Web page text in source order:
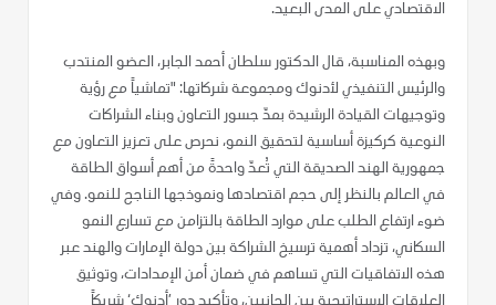
الاقتصادي على المدى البعيد.
وبهذه المناسبة، قال الدكتور سلطان أحمد الجابر، العضو المنتدب
والرئيس التنفيذي لأدنوك ومجموعة شركاتها: "تماشياً مع رؤية
وتوجيهات القيادة الرشيدة بمدّ جسور التعاون وبناء الشراكات
النوعية كركيزة أساسية لتحقيق النمو، نحرص على تعزيز التعاون مع
جمهورية الهند الصديقة التي تُعدّ واحدةً من أهم أسواق الطاقة
في العالم بالنظر إلى حجم اقتصادها ونموذجها الناجح للنمو. وفي
ضوء ارتفاع الطلب على موارد الطاقة بالتزامن مع تسارع النمو
السكاني، تزداد أهمية ترسيخ الشراكة بين دولة الإمارات والهند عبر
هذه الاتفاقيات التي تساهم في ضمان أمن الإمدادات، وتوثيق
العلاقات الاستراتيجية بين الجانبين، وتأكيد دور ’أدنوك‘ شريكاً